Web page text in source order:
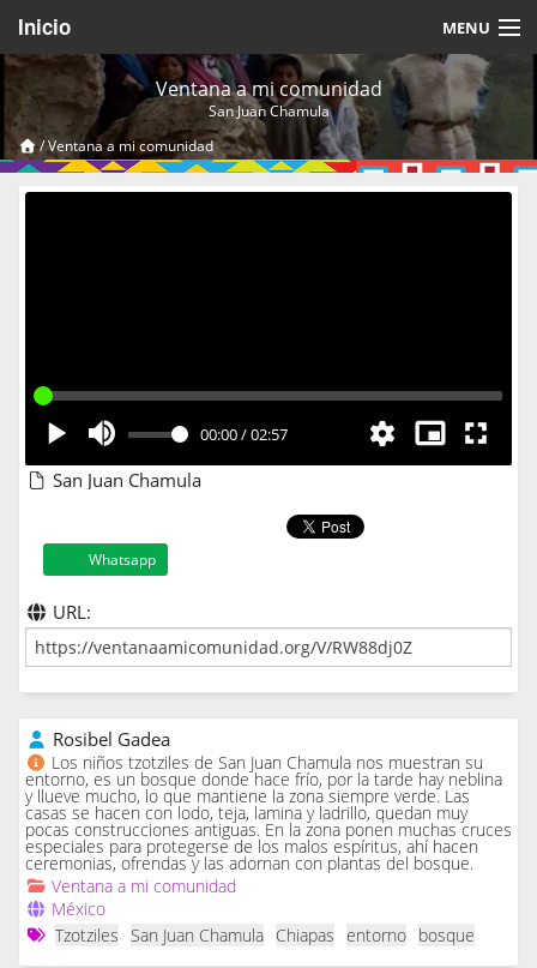
Inicio MENU
Acerca de
Videos Temáticos
Cerrar Sesión
Ventana a mi comunidad
San Juan Chamula
/Ventana a mi comunidad
00:00/02:57
San Juan Chamula
Whatsapp
URL:
Rosibel Gadea
Los niños tzotziles de San Juan Chamula nos muestran su
entorno, es un bosque donde hace frío, por la tarde hay neblina
y llueve mucho, lo que mantiene la zona siempre verde. Las
casas se hacen con lodo, teja, lamina y ladrillo, quedan muy
pocas construcciones antiguas. En la zona ponen muchas cruces
especiales para protegerse de los malos espíritus, ahí hacen
ceremonias, ofrendas y las adornan con plantas del bosque.
Ventana a mi comunidad
México
Tzotziles
San Juan Chamula Chiapas entorno bosque